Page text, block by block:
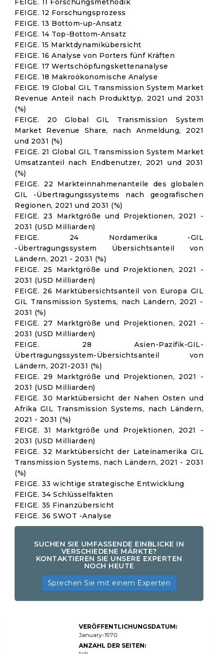
FEIGE. 11 Forschungsmethodik
FEIGE. 12 Forschungsprozess
FEIGE. 13 Bottom-up-Ansatz
FEIGE. 14 Top-Bottom-Ansatz
FEIGE. 15 Marktdynamikübersicht
FEIGE. 16 Analyse von Porters fünf Kräften
FEIGE. 17 Wertschöpfungskettenanalyse
FEIGE. 18 Makroökonomische Analyse
FEIGE. 19 Global GIL Transmission System Market
Revenue Anteil nach Produkttyp, 2021 und 2031
(%)
FEIGE. 20 Global GIL Transmission System
Market Revenue Share, nach Anmeldung, 2021
und 2031 (%)
FEIGE. 21 Global GIL Transmission System Market
Umsatzanteil nach Endbenutzer, 2021 und 2031
(%)
FEIGE. 22 Markteinnahmenanteile des globalen
GIL -Übertragungssystems nach geografischen
Regionen, 2021 und 2031 (%)
FEIGE. 23 Marktgröße und Projektionen, 2021 -
2031 (USD Milliarden)
FEIGE. 24 Nordamerika -GIL
-Übertragungssystem Übersichtsanteil von
Ländern, 2021 - 2031 (%)
FEIGE. 25 Marktgröße und Projektionen, 2021 -
2031 (USD Milliarden)
FEIGE. 26 Marktübersichtsanteil von Europa GIL
GIL Transmission Systems, nach Ländern, 2021 -
2031 (%)
FEIGE. 27 Marktgröße und Projektionen, 2021 -
2031 (USD Milliarden)
FEIGE. 28 Asien-Pazifik-GIL-
Übertragungssystem-Übersichtsanteil von
Ländern, 2021-2031 (%)
FEIGE. 29 Marktgröße und Projektionen, 2021 -
2031 (USD Milliarden)
FEIGE. 30 Marktübersicht der Nahen Osten und
Afrika GIL Transmission Systems, nach Ländern,
2021 - 2031 (%)
FEIGE. 31 Marktgröße und Projektionen, 2021 -
2031 (USD Milliarden)
FEIGE. 32 Marktübersicht der Lateinamerika GIL
Transmission Systems, nach Ländern, 2021 - 2031
(%)
FEIGE. 33 wichtige strategische Entwicklung
FEIGE. 34 Schlüsselfakten
FEIGE. 35 Finanzübersicht
FEIGE. 36 SWOT -Analyse
SUCHEN SIE UMFASSENDE EINBLICKE IN
VERSCHIEDENE MÄRKTE?
KONTAKTIEREN SIE UNSERE EXPERTEN
NOCH HEUTE
Sprechen Sie mit einem Experten
VERÖFFENTLICHUNGSDATUM:
January-1970
ANZAHL DER SEITEN: